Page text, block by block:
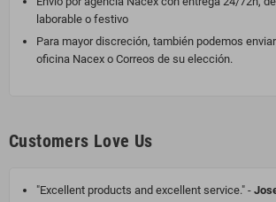
laborable o festivo
Para mayor discreción, también podemos
oficina Nacex o Correos de su elección.
Customers Love Us
"Excellent products and excellent service." -